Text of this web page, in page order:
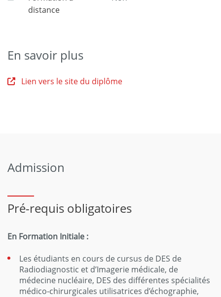
distance
En savoir plus
Lien vers le site du diplôme
Admission
Pré-requis obligatoires
En Formation Initiale :
Les étudiants en cours de cursus de DES de
Radiodiagnostic et d’Imagerie médicale, de
médecine nucléaire, DES des différentes spécialités
médico-chirurgicales utilisatrices d’échographie,